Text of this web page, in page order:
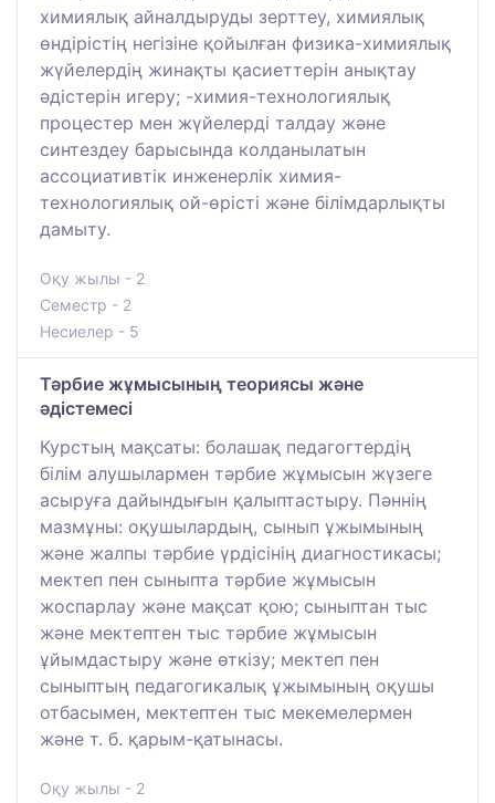
химиялық айналдыруды зерттеу, химиялық
өндірістің негізіне қойылған физика-химиялық
жүйелердің жинақты қасиеттерін анықтау
әдістерін игеру; -химия-технологиялық
процестер мен жүйелерді талдау және
синтездеу барысында колданылатын
ассоциативтік инженерлік химия-
технологиялық ой-өрісті және білімдарлықты
дамыту.
Оқу жылы - 2
Семестр - 2
Несиелер - 5
Тәрбие жұмысының теориясы және
әдістемесі
Курстың мақсаты: болашақ педагогтердің
білім алушылармен тәрбие жұмысын жүзеге
асыруға дайындығын қалыптастыру. Пәннің
мазмұны: оқушылардың, сынып ұжымының
және жалпы тәрбие үрдісінің диагностикасы;
мектеп пен сыныпта тәрбие жұмысын
жоспарлау және мақсат қою; сыныптан тыс
және мектептен тыс тәрбие жұмысын
ұйымдастыру және өткізу; мектеп пен
сыныптың педагогикалық ұжымының оқушы
отбасымен, мектептен тыс мекемелермен
және т. б. қарым-қатынасы.
Оқу жылы - 2